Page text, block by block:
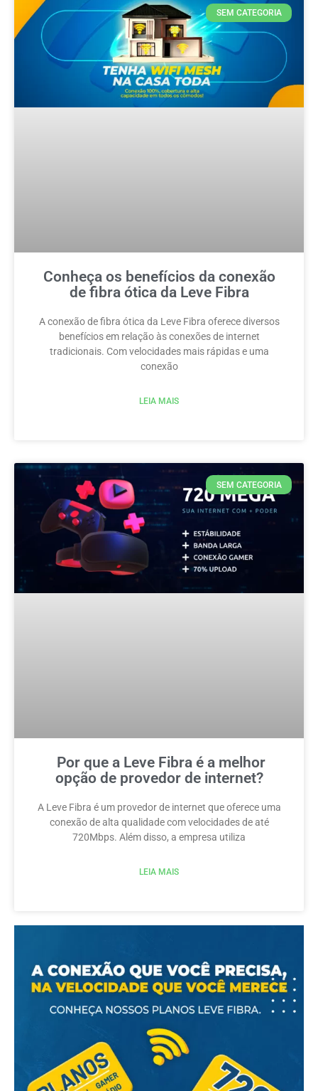
SEM CATEGORIA
Conheça os benefícios da conexão
de fibra ótica da Leve Fibra
A conexão de fibra ótica da Leve Fibra oferece diversos
benefícios em relação às conexões de internet
tradicionais. Com velocidades mais rápidas e uma
conexão
LEIA MAIS
SEM CATEGORIA
Por que a Leve Fibra é a melhor
opção de provedor de internet?
A Leve Fibra é um provedor de internet que oferece uma
conexão de alta qualidade com velocidades de até
720Mbps. Além disso, a empresa utiliza
LEIA MAIS